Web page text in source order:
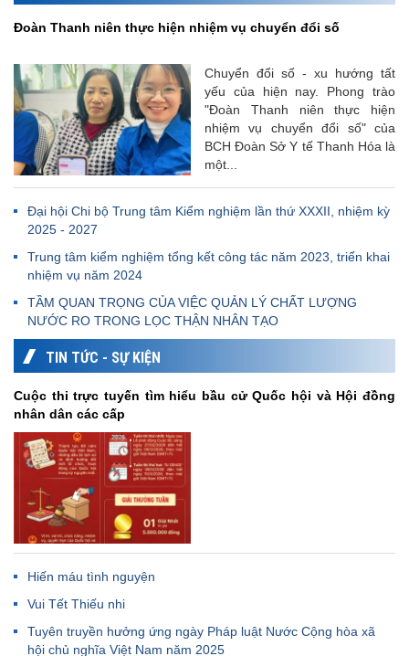
Đoàn Thanh niên thực hiện nhiệm vụ chuyển đổi số
Chuyển đổi số - xu hướng tất
yếu của hiện nay. Phong trào
"Đoàn Thanh niên thực hiện
nhiệm vụ chuyển đổi số" của
BCH Đoàn Sở Y tế Thanh Hóa là
một...
Đại hội Chi bộ Trung tâm Kiểm nghiệm lần thứ XXXII, nhiệm kỳ
2025 - 2027
Trung tâm kiểm nghiệm tổng kết công tác năm 2023, triển khai
nhiệm vụ năm 2024
TẦM QUAN TRỌNG CỦA VIỆC QUẢN LÝ CHẤT LƯỢNG
NƯỚC RO TRONG LỌC THẬN NHÂN TẠO
TIN TỨC - SỰ KIỆN
Cuộc thi trực tuyến tìm hiểu bầu cử Quốc hội và Hội đồng
nhân dân các cấp
Hiến máu tình nguyện
Vui Tết Thiếu nhi
Tuyên truyền hưởng ứng ngày Pháp luật Nước Cộng hòa xã
hội chủ nghĩa Việt Nam năm 2025